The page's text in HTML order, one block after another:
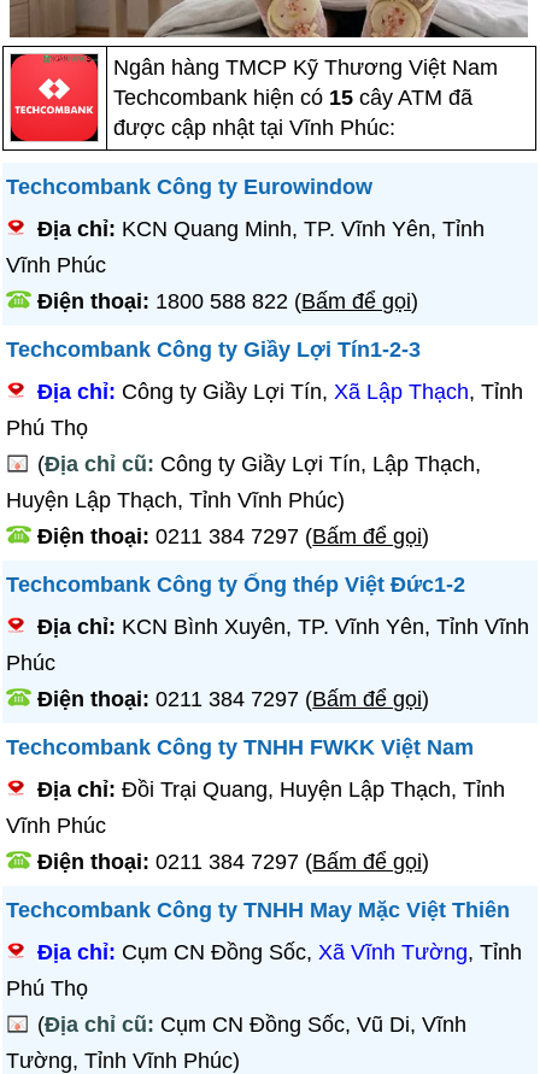
Ngân hàng TMCP Kỹ Thương Việt Nam
Techcombank hiện có 15 cây ATM đã
được cập nhật tại Vĩnh Phúc:
Techcombank Công ty Eurowindow
Địa chỉ: KCN Quang Minh, TP. Vĩnh Yên, Tỉnh
Vĩnh Phúc
Điện thoại: 1800 588 822 (Bấm để gọi)
Techcombank Công ty Giầy Lợi Tín1-2-3
Địa chỉ: Công ty Giầy Lợi Tín,Xã Lập Thạch, Tỉnh
Phú Thọ
(Địa chỉ cũ: Công ty Giầy Lợi Tín, Lập Thạch,
Huyện Lập Thạch, Tỉnh Vĩnh Phúc)
Điện thoại:0211 384 7297 (Bấm để gọi)
Techcombank Công ty Ống thép Việt Đức1-2
Địa chỉ: KCN Bình Xuyên, TP. Vĩnh Yên, Tỉnh Vĩnh
Phúc
Điện thoại:0211 384 7297 (Bấm để gọi)
Techcombank Công ty TNHH FWKK Việt Nam
Địa chỉ:Đồi Trại Quang, Huyện Lập Thạch, Tỉnh
Vĩnh Phúc
Điện thoại:0211 384 7297 (Bấm để gọi)
Techcombank Công ty TNHH May Mặc Việt Thiên
Địa chỉ: Cụm CN Đồng Sốc,Xã Vĩnh Tường, Tỉnh
Phú Thọ
(Địa chỉ cũ: Cụm CN Đồng Sốc, Vũ Di, Vĩnh
Tường, Tỉnh Vĩnh Phúc)